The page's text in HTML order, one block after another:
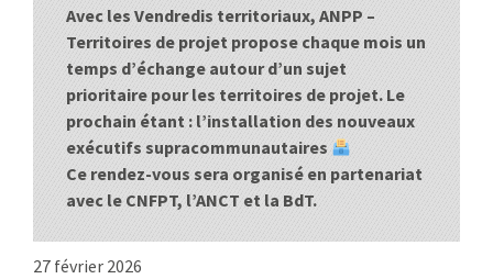
PUBLICATIONS
JURIDIQUE
Avec les Vendredis territoriaux, ANPP –
Territoires de projet propose chaque mois un
temps d’échange autour d’un sujet
prioritaire pour les territoires de projet. Le
prochain étant : l’installation des nouveaux
exécutifs supracommunautaires
Ce rendez-vous sera organisé en partenariat
avec le CNFPT, l’ANCT et la BdT.
27 février 2026